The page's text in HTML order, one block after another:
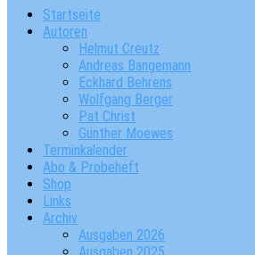
Startseite
Autoren
Helmut Creutz
Andreas Bangemann
Eckhard Behrens
Wolfgang Berger
Pat Christ
Günther Moewes
Terminkalender
Abo & Probeheft
Shop
Links
Archiv
Ausgaben 2026